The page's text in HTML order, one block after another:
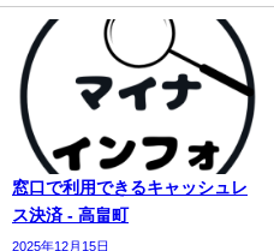
窓口で利用できるキャッシュレ
ス決済 - 高畠町
2025年12月15日